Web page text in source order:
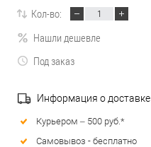
Кол-во:
Нашли дешевле
Под заказ
Информация о доставке
Курьером – 500 руб.*
Самовывоз - бесплатно